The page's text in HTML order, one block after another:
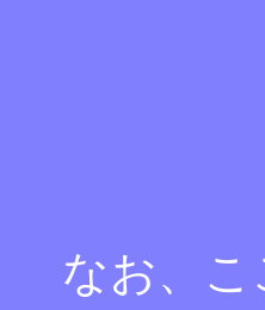
なお、